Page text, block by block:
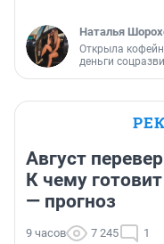
Наталья
Открыла
деньги
Август
К чему
— прогноз
9 часов 7 245 1